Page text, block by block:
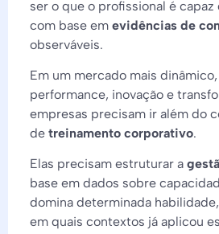
ser o que o profissional é
com base em evidências de
observáveis.
Em um mercado mais
performance, inovação e
empresas precisam ir além do
de treinamento corporativo.
Elas precisam estruturar a
base em dados sobre
domina determinada
em quais contextos já aplicou